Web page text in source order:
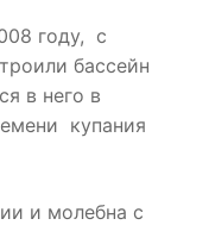
году, с
бассейн
в него в
купания
и молебна с